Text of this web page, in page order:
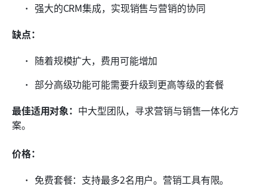
强大的CRM集成，实现销售与营销的协同
缺点：
随着规模扩大，费用可能增加
部分高级功能可能需要升级到更高等级的套餐
最佳适用对象： 中大型团队，寻求营销与销售一体化方
案。
价格：
免费套餐：支持最多2名用户。营销工具有限。